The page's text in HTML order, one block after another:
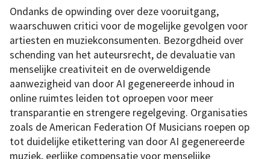
Ondanks de opwinding over deze vooruitgang,
waarschuwen critici voor de mogelijke gevolgen voor
artiesten en muziekconsumenten. Bezorgdheid over
schending van het auteursrecht, de devaluatie van
menselijke creativiteit en de overweldigende
aanwezigheid van door AI gegenereerde inhoud in
online ruimtes leiden tot oproepen voor meer
transparantie en strengere regelgeving. Organisaties
zoals de American Federation Of Musicians roepen op
tot duidelijke etikettering van door AI gegenereerde
muziek, eerlijke compensatie voor menselijke